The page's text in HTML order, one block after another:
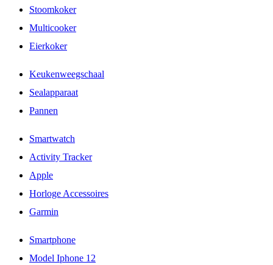
Stoomkoker
Multicooker
Eierkoker
Keukenweegschaal
Sealapparaat
Pannen
Smartwatch
Activity Tracker
Apple
Horloge Accessoires
Garmin
Smartphone
Model Iphone 12